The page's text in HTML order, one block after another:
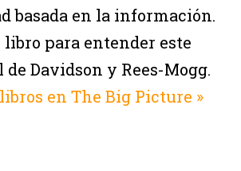
basada en la información.
para entender este
de Davidson y Rees-Mogg.
en The Big Picture »